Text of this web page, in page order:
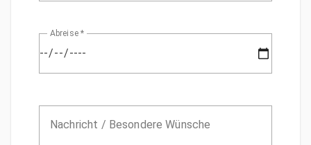
Abreise *
Nachricht / Besondere Wünsche